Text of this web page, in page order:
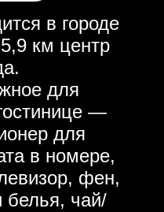
в городе
км центр
для
—
для
в номере,
фен,
белья, чай/